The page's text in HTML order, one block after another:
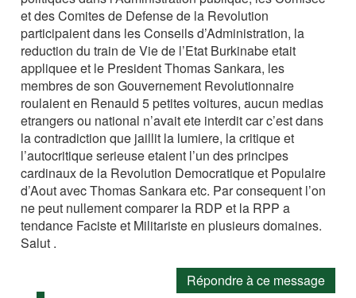
et des Comites de Defense de la Revolution
participaient dans les Conseils d’Administration, la
reduction du train de Vie de l’Etat Burkinabe etait
appliquee et le President Thomas Sankara, les
membres de son Gouvernement Revolutionnaire
roulaient en Renauld 5 petites voitures, aucun medias
etrangers ou national n’avait ete interdit car c’est dans
la contradiction que jaillit la lumiere, la critique et
l’autocritique serieuse etaient l’un des principes
cardinaux de la Revolution Democratique et Populaire
d’Aout avec Thomas Sankara etc. Par consequent l’on
ne peut nullement comparer la RDP et la RPP a
tendance Faciste et Militariste en plusieurs domaines.
Salut .
Répondre à ce message